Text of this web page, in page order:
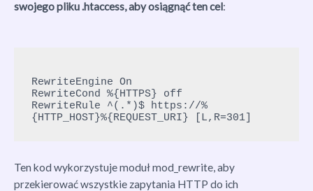
swojego pliku .htaccess, aby osiągnąć ten cel:
RewriteEngine On
RewriteCond %{HTTPS} off
RewriteRule ^(.*)$ https://%
Ten kod wykorzystuje moduł mod_rewrite, aby
przekierować wszystkie zapytania HTTP do ich